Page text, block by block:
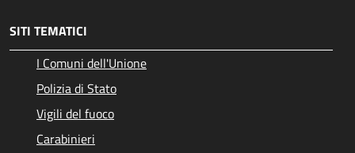
SITI TEMATICI
I Comuni dell'Unione
Polizia di Stato
Vigili del fuoco
Carabinieri